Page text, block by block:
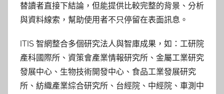
替讀者直接下結論，但能提供比較完整的背景、分析
與資料線索，幫助使用者不只停留在表面訊息。
ITIS 智網整合多個研究法人與智庫成果，如：工研院
產科國際所、資策會產業情報研究所、金屬工業研究
發展中心、生物技術開發中心、食品工業發展研究
所、紡織產業綜合研究所、台經院、中經院、車測中